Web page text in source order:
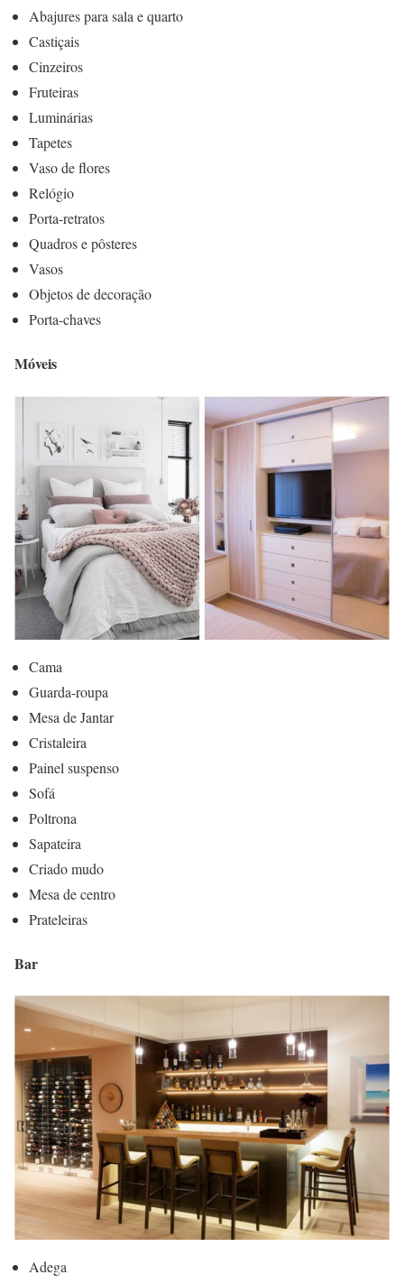
Abajures para sala e quarto
Castiçais
Cinzeiros
Fruteiras
Luminárias
Tapetes
Vaso de flores
Relógio
Porta-retratos
Quadros e pôsteres
Vasos
Objetos de decoração
Porta-chaves
Móveis
Cama
Guarda-roupa
Mesa de Jantar
Cristaleira
Painel suspenso
Sofá
Poltrona
Sapateira
Criado mudo
Mesa de centro
Prateleiras
Bar
Adega